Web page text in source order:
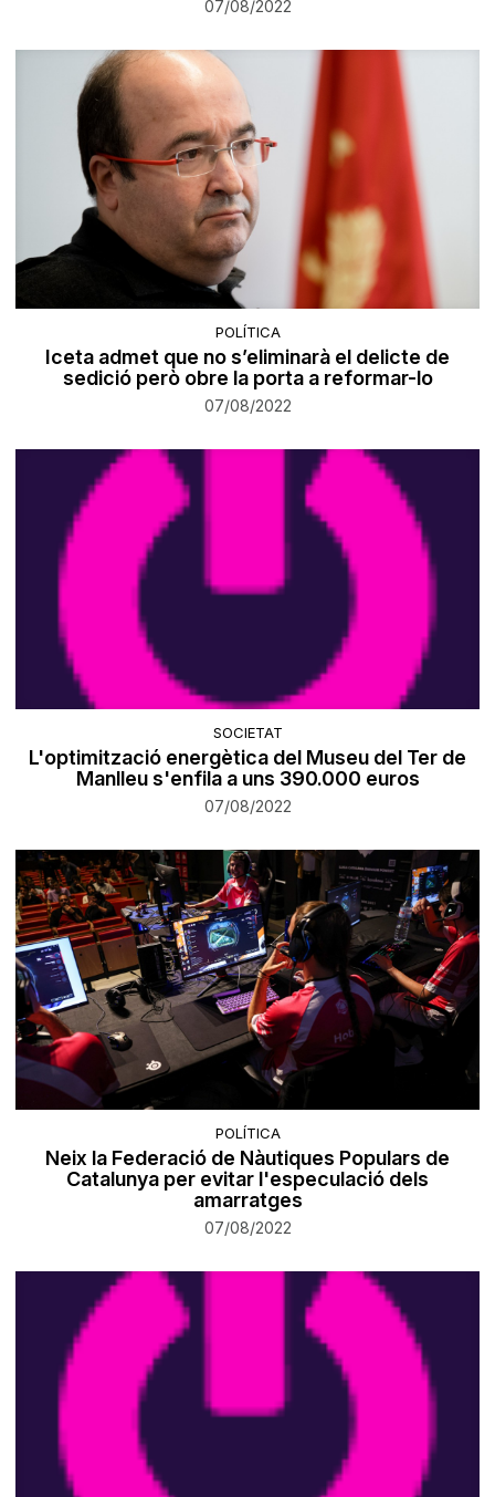
07/08/2022
POLÍTICA
Iceta admet que no s’eliminarà el delicte de
sedició però obre la porta a reformar-lo
07/08/2022
SOCIETAT
​L'optimització energètica del Museu del Ter de
Manlleu s'enfila a uns 390.000 euros
07/08/2022
POLÍTICA
Neix la Federació de Nàutiques Populars de
Catalunya per evitar l'especulació dels
amarratges
07/08/2022